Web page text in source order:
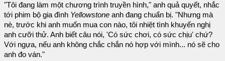
"Tôi đang làm một chương trình truyền hình," anh quả quyết, nhắc
tới phim bộ gia đình Yellowstone anh đang chuẩn bị. "Nhưng mà
nè, trước khi anh muốn mua con nào, tôi nhiệt tình khuyến nghị
anh cưỡi thử. Anh biết câu nói, 'Có sức chơi, có sức chịu' chứ?
Với ngựa, nếu anh không chắc chắn nó hợp với mình... nó sẽ cho
anh đo ván."